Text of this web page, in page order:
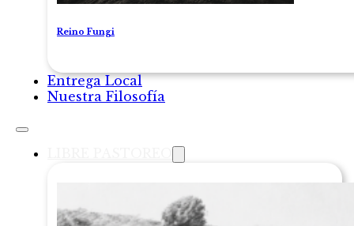
Reino Fungi
Entrega Local
Nuestra Filosofía